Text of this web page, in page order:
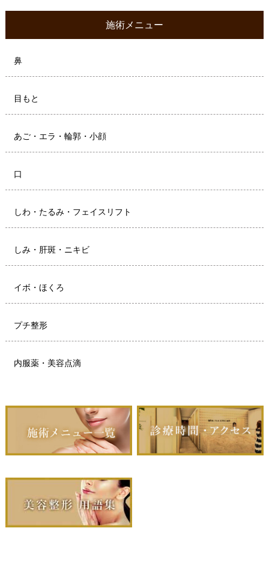
施術メニュー
鼻
目もと
あご・エラ・輪郭・小顔
口
しわ・たるみ・フェイスリフト
しみ・肝斑・ニキビ
イボ・ほくろ
プチ整形
内服薬・美容点滴